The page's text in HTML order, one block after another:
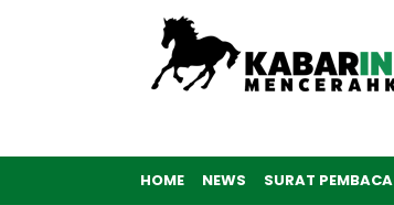
HOME NEWS SURAT PEMBACA